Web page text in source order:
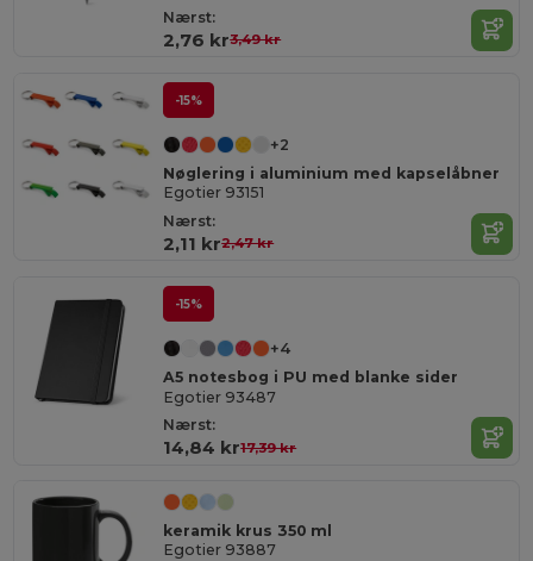
Nærst:
2,76 kr3,49 kr
-15%
+2
Nøglering i aluminium med kapselåbner
Egotier 93151
Nærst:
2,11 kr2,47 kr
-15%
+4
A5 notesbog i PU med blanke sider
Egotier 93487
Nærst:
14,84 kr17,39 kr
keramik krus 350 ml
Egotier 93887